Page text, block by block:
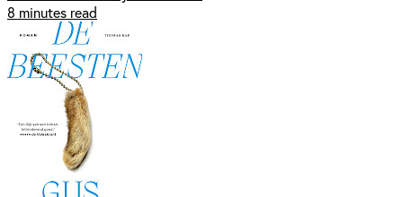
8 minutes read